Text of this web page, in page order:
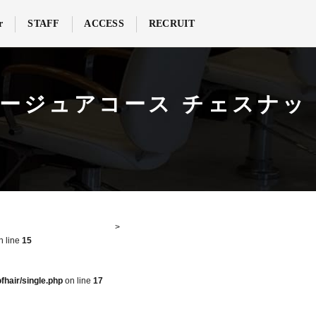
STAFF ACCESS RECRUIT
ジュアコース チェスナッ
line 15
single.php on line 17